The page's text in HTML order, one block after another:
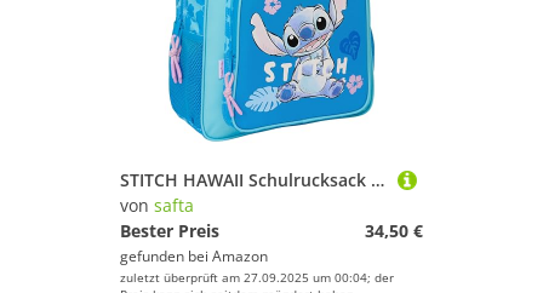
STITCH HAWAII Schulrucksack für Kinder, anpassbar an den Wagen, ideal für Kinder im Schulalter, bequem und vielseitig, Qualität und Widerstandsfähigkeit, 32 x 12 x 38 cm, Blau, blau, Estándar, Casual
von safta
Bester Preis
34,50 €
gefunden bei Amazon
zuletzt überprüft am 27.09.2025 um 00:04; der